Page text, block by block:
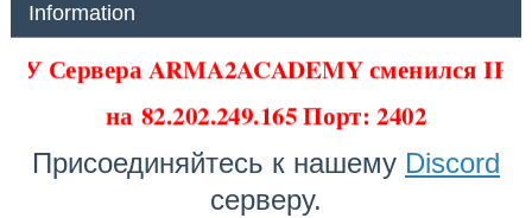
Information
У Сервера ARMA2ACADEMY сменился IP
на82.202.249.165 Порт: 2402
Присоединяйтесь к нашему Discord
серверу.